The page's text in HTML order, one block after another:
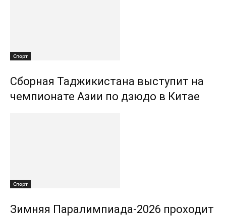
Спорт
Сборная Таджикистана выступит на
чемпионате Азии по дзюдо в Китае
Спорт
Зимняя Паралимпиада-2026 проходит